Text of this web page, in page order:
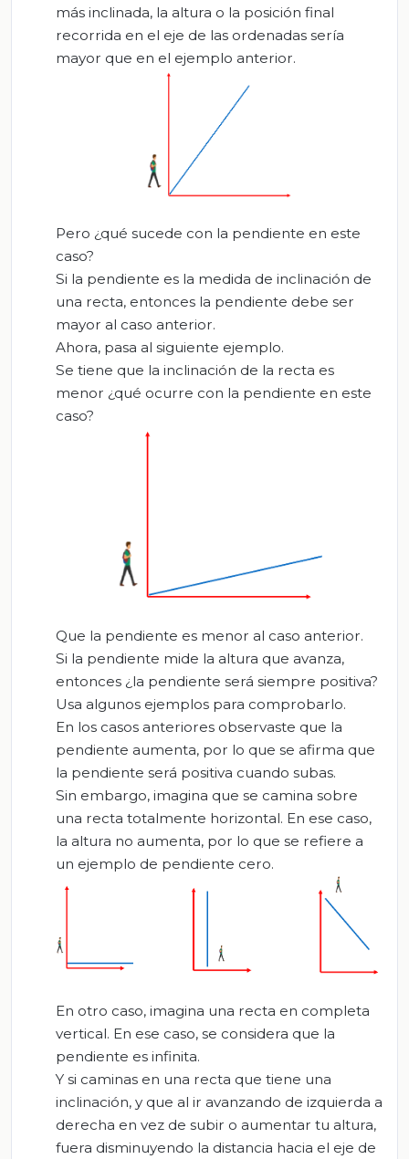
más inclinada, la altura o la posición final
recorrida en el eje de las ordenadas sería
mayor que en el ejemplo anterior.
Pero ¿qué sucede con la pendiente en este
caso?
Si la pendiente es la medida de inclinación de
una recta, entonces la pendiente debe ser
mayor al caso anterior.
Ahora, pasa al siguiente ejemplo.
Se tiene que la inclinación de la recta es
menor ¿qué ocurre con la pendiente en este
caso?
Que la pendiente es menor al caso anterior.
Si la pendiente mide la altura que avanza,
entonces ¿la pendiente será siempre positiva?
Usa algunos ejemplos para comprobarlo.
En los casos anteriores observaste que la
pendiente aumenta, por lo que se afirma que
la pendiente será positiva cuando subas.
Sin embargo, imagina que se camina sobre
una recta totalmente horizontal. En ese caso,
la altura no aumenta, por lo que se refiere a
un ejemplo de pendiente cero.
En otro caso, imagina una recta en completa
vertical. En ese caso, se considera que la
pendiente es infinita.
Y si caminas en una recta que tiene una
inclinación, y que al ir avanzando de izquierda a
derecha en vez de subir o aumentar tu altura,
fuera disminuyendo la distancia hacia el eje de